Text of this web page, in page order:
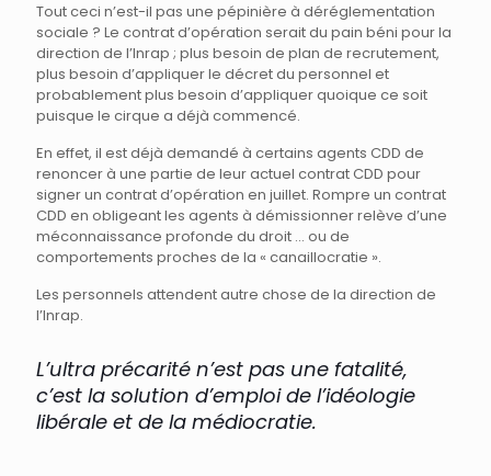
Tout ceci n’est-il pas une pépinière à déréglementation
sociale ? Le contrat d’opération serait du pain béni pour la
direction de l’Inrap ; plus besoin de plan de recrutement,
plus besoin d’appliquer le décret du personnel et
probablement plus besoin d’appliquer quoique ce soit
puisque le cirque a déjà commencé.
En effet, il est déjà demandé à certains agents CDD de
renoncer à une partie de leur actuel contrat CDD pour
signer un contrat d’opération en juillet. Rompre un contrat
CDD en obligeant les agents à démissionner relève d’une
méconnaissance profonde du droit … ou de
comportements proches de la « canaillocratie ».
Les personnels attendent autre chose de la direction de
l’Inrap.
L’ultra précarité n’est pas une fatalité,
c’est la solution d’emploi de l’idéologie
libérale et de la médiocratie.